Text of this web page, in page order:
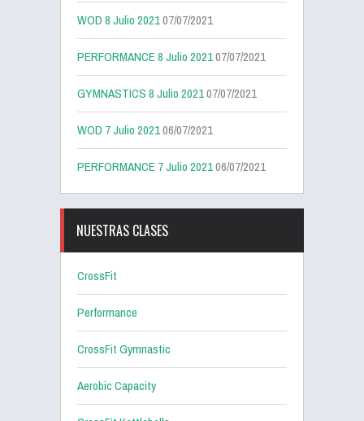
WOD 8 Julio 202107/07/2021
PERFORMANCE 8 Julio 202107/07/2021
GYMNASTICS 8 Julio 202107/07/2021
WOD 7 Julio 202106/07/2021
PERFORMANCE 7 Julio 202106/07/2021
NUESTRAS CLASES
CrossFit
Performance
CrossFit Gymnastic
Aerobic Capacity